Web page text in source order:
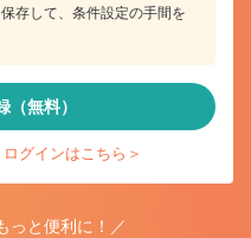
存して、条件設定の手間を
（無料）
グインはこちら＞
っと便利に！／